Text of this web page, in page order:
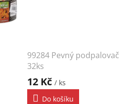
99284 Pevný podpalovač
32ks
12 Kč / ks
Do košíku